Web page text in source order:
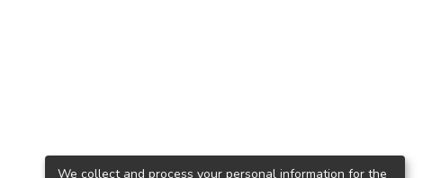
We collect and process your personal information for the